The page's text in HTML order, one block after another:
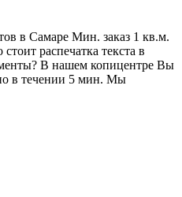
в Самаре Мин. заказ 1 кв.м.
распечатка текста в
В нашем копицентре Вы
в течении 5 мин. Мы